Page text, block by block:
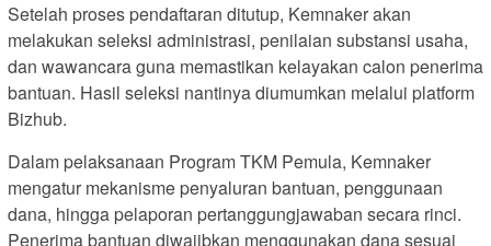
Setelah proses pendaftaran ditutup, Kemnaker akan
melakukan seleksi administrasi, penilaian substansi usaha,
dan wawancara guna memastikan kelayakan calon penerima
bantuan. Hasil seleksi nantinya diumumkan melalui platform
Bizhub.
Dalam pelaksanaan Program TKM Pemula, Kemnaker
mengatur mekanisme penyaluran bantuan, penggunaan
dana, hingga pelaporan pertanggungjawaban secara rinci.
Penerima bantuan diwajibkan menggunakan dana sesuai